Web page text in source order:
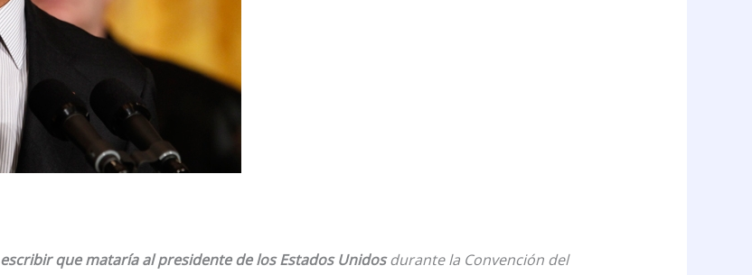
escribir que mataría al presidente de los Estados Unidosdurante la Convención del